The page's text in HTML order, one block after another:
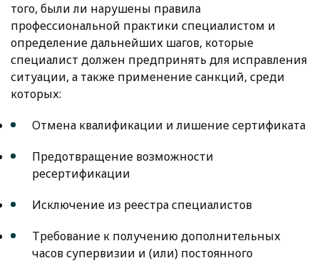
того, были ли нарушены правила
профессиональной практики специалистом и
определение дальнейших шагов, которые
специалист должен предпринять для исправления
ситуации, а также применение санкций, среди
которых:
Отмена квалификации и лишение сертификата
Предотвращение возможности
ресертификации
Исключение из реестра специалистов
Требование к получению дополнительных
часов супервизии и (или) постоянного